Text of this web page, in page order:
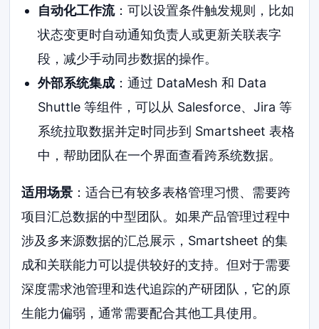
自动化工作流：可以设置条件触发规则，比如
状态变更时自动通知负责人或更新关联表字
段，减少手动同步数据的操作。
外部系统集成：通过 DataMesh 和 Data
Shuttle 等组件，可以从 Salesforce、Jira 等
系统拉取数据并定时同步到 Smartsheet 表格
中，帮助团队在一个界面查看跨系统数据。
适用场景 ：适合已有较多表格管理习惯、需要跨
项目汇总数据的中型团队。如果产品管理过程中
涉及多来源数据的汇总展示，Smartsheet 的集
成和关联能力可以提供较好的支持。但对于需要
深度需求池管理和迭代追踪的产研团队，它的原
生能力偏弱，通常需要配合其他工具使用。